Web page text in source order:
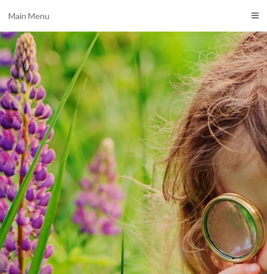
Main Menu